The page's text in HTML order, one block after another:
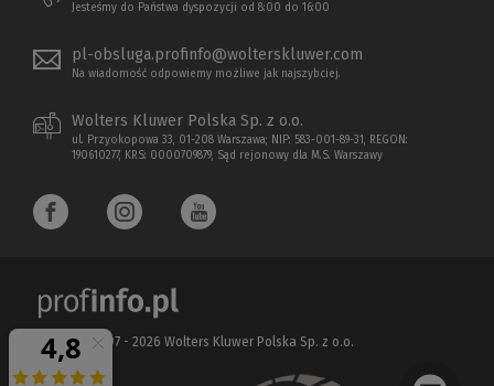
Jesteśmy do Państwa dyspozycji od 8:00 do 16:00
pl-obsluga.profinfo@wolterskluwer.com
Na wiadomość odpowiemy możliwe jak najszybciej.
Wolters Kluwer Polska Sp. z o.o.
ul. Przyokopowa 33, 01-208 Warszawa; NIP: 583-001-89-31, REGON:
190610277, KRS: 0000709879, Sąd rejonowy dla M.S. Warszawy
Copyright 1997 - 2026 Wolters Kluwer Polska Sp. z o.o.